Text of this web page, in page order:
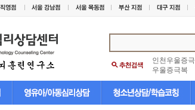
인천우울증
우울증극복